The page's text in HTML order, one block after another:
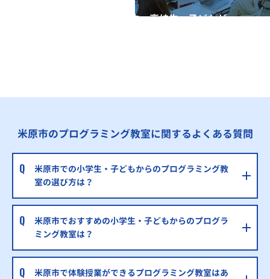
全国の小学生・中学生・高校生・子どもが
米原市のプログラミング教室に関するよくある質問
米原市での小学生・子どもからのプログラミング教
室の選び方は？
米原市でおすすめの小学生・子どもからのプログラ
ミング教室は？
米原市で体験授業ができるプログラミング教室はあ